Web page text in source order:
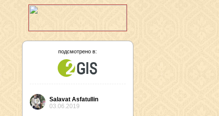
подсмотрено в:
Salavat Asfatullin
03.06.2019